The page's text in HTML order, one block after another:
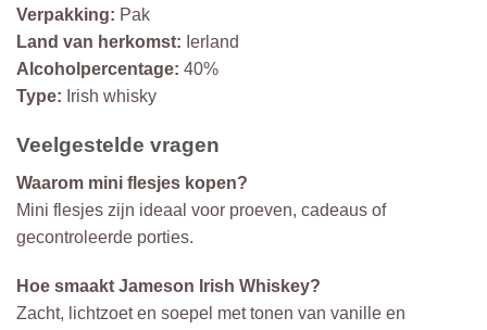
Verpakking: Pak
Land van herkomst: Ierland
Alcoholpercentage: 40%
Type: Irish whisky
Veelgestelde vragen
Waarom mini flesjes kopen?
Mini flesjes zijn ideaal voor proeven, cadeaus of
gecontroleerde porties.
Hoe smaakt Jameson Irish Whiskey?
Zacht, lichtzoet en soepel met tonen van vanille en